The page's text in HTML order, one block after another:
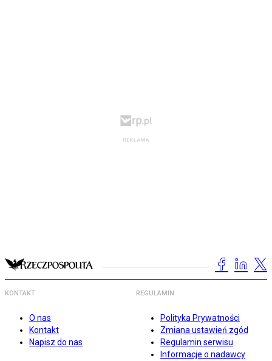
KONTAKT
O nas
Kontakt
Napisz do nas
REGULAMIN
Polityka Prywatności
Zmiana ustawień zgód
Regulamin serwisu
Informacje o nadawcy